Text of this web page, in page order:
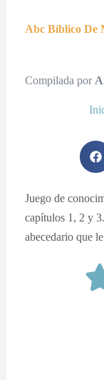
Abc Bíblico De
Compilada por
Juego de
capítulos 1, 2 y
abecedario que